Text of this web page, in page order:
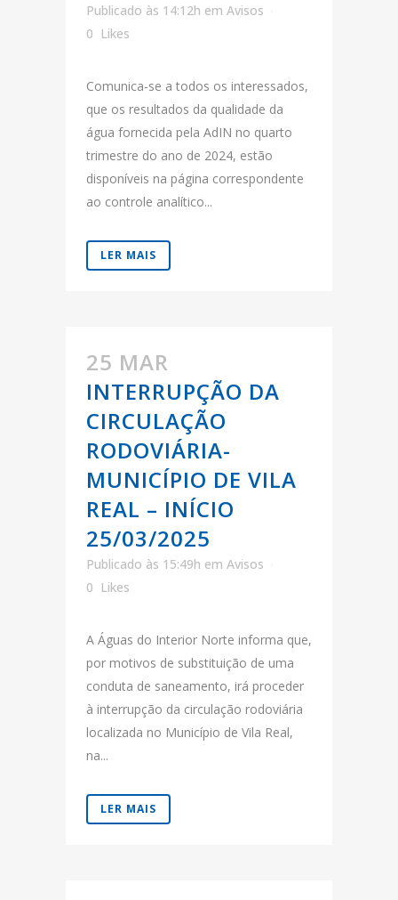
Publicado às 14:12h em Avisos
0 Likes
Comunica-se a todos os interessados,
que os resultados da qualidade da
água fornecida pela AdIN no quarto
trimestre do ano de 2024, estão
disponíveis na página correspondente
ao controle analítico...
LER MAIS
25 MAR
INTERRUPÇÃO DA
CIRCULAÇÃO
RODOVIÁRIA-
MUNICÍPIO DE VILA
REAL – INÍCIO
25/03/2025
Publicado às 15:49h em Avisos
0 Likes
A Águas do Interior Norte informa que,
por motivos de substituição de uma
conduta de saneamento, irá proceder
à interrupção da circulação rodoviária
localizada no Município de Vila Real,
na...
LER MAIS